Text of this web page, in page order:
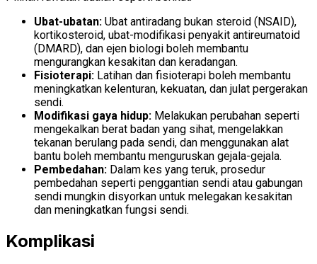
Ubat-ubatan: Ubat antiradang bukan steroid (NSAID),
kortikosteroid, ubat-modifikasi penyakit antireumatoid
(DMARD), dan ejen biologi boleh membantu
mengurangkan kesakitan dan keradangan.
Fisioterapi: Latihan dan fisioterapi boleh membantu
meningkatkan kelenturan, kekuatan, dan julat pergerakan
sendi.
Modifikasi gaya hidup: Melakukan perubahan seperti
mengekalkan berat badan yang sihat, mengelakkan
tekanan berulang pada sendi, dan menggunakan alat
bantu boleh membantu menguruskan gejala-gejala.
Pembedahan: Dalam kes yang teruk, prosedur
pembedahan seperti penggantian sendi atau gabungan
sendi mungkin disyorkan untuk melegakan kesakitan
dan meningkatkan fungsi sendi.
Komplikasi